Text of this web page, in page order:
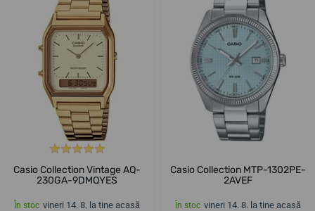
Casio Collection Vintage AQ-
230GA-9DMQYES
În stoc vineri 14. 8. la tine acasă
Casio Collection MTP-1302PE-
2AVEF
În stoc vineri 14. 8. la tine acasă